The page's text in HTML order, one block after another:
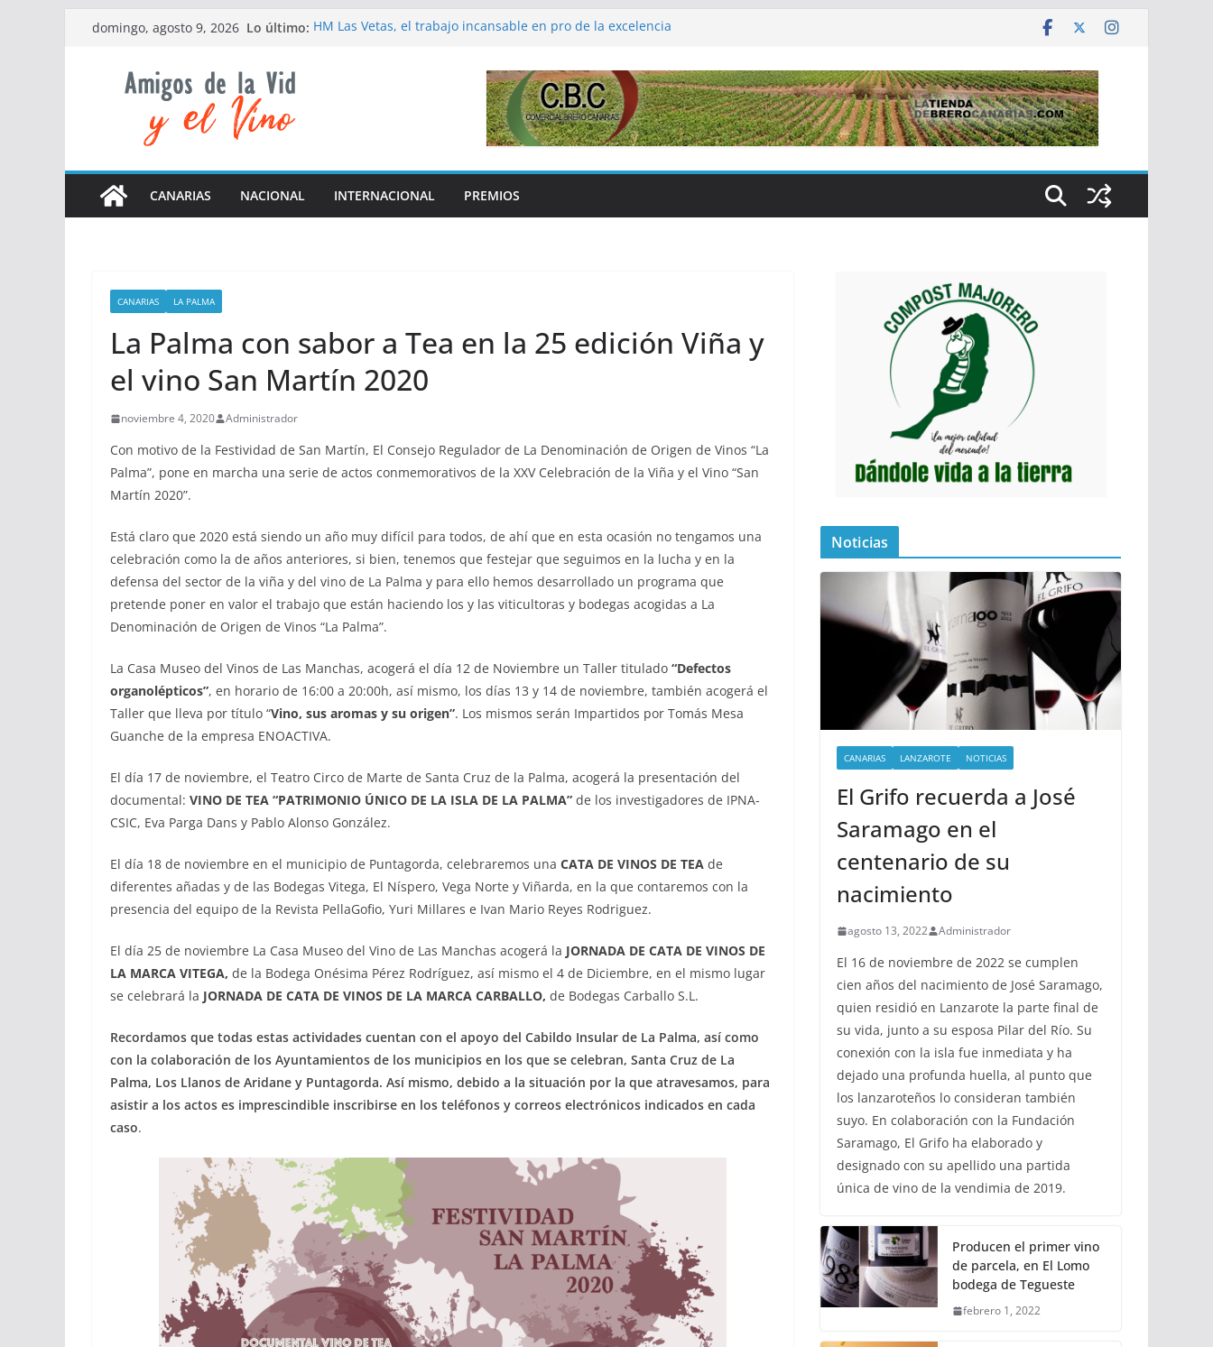
Saltar
contenido
domingo, agosto 9, 2026 Lo último: HM Las Vetas, el trabajo incansable en pro de la excelencia
El Grifo recuerda a José Saramago en el centenario de su
Da inicio la 5ª edición del Campus del Vino de Canarias
La D.O Cava organiza la Cava Academy, un curso de alto
CANARIAS NACIONAL INTERNACIONAL PREMIOS
CANARIAS LA PALMA
La Palma con sabor a Tea en la 25 edición Viña y
el vino San Martín 2020
noviembre 4, 2020 Administrador
Con motivo de la Festividad de San Martín, El Consejo Regulador de La Denominación de Origen de Vinos “La
Palma”, pone en marcha una serie de actos conmemorativos de la XXV Celebración de la Viña y el Vino “San
Martín 2020”.
Está claro que 2020 está siendo un año muy difícil para todos, de ahí que en esta ocasión no tengamos una
celebración como la de años anteriores, si bien, tenemos que festejar que seguimos en la lucha y en la
defensa del sector de la viña y del vino de La Palma y para ello hemos desarrollado un programa que
pretende poner en valor el trabajo que están haciendo los y las viticultoras y bodegas acogidas a La
Denominación de Origen de Vinos “La Palma”.
La Casa Museo del Vinos de Las Manchas, acogerá el día 12 de Noviembre un Taller titulado “Defectos
organolépticos”, en horario de 16:00 a 20:00h, así mismo, los días 13 y 14 de noviembre, también acogerá el
Taller que lleva por título “Vino, sus aromas y su origen”. Los mismos serán Impartidos por Tomás Mesa
Guanche de la empresa ENOACTIVA.
El día 17 de noviembre, el Teatro Circo de Marte de Santa Cruz de la Palma, acogerá la presentación del
documental: VINO DE TEA “PATRIMONIO ÚNICO DE LA ISLA DE LA PALMA” de los investigadores de IPNA-
CSIC, Eva Parga Dans y Pablo Alonso González.
El día 18 de noviembre en el municipio de Puntagorda, celebraremos una CATA DE VINOS DE TEA de
diferentes añadas y de las Bodegas Vitega, El Níspero, Vega Norte y Viñarda, en la que contaremos con la
presencia del equipo de la Revista PellaGofio, Yuri Millares e Ivan Mario Reyes Rodriguez.
El día 25 de noviembre La Casa Museo del Vino de Las Manchas acogerá la JORNADA DE CATA DE VINOS DE
LA MARCA VITEGA, de la Bodega Onésima Pérez Rodríguez, así mismo el 4 de Diciembre, en el mismo lugar
se celebrará la JORNADA DE CATA DE VINOS DE LA MARCA CARBALLO, de Bodegas Carballo S.L.
Recordamos que todas estas actividades cuentan con el apoyo del Cabildo Insular de La Palma, así como
con la colaboración de los Ayuntamientos de los municipios en los que se celebran, Santa Cruz de La
Palma, Los Llanos de Aridane y Puntagorda. Así mismo, debido a la situación por la que atravesamos, para
asistir a los actos es imprescindible inscribirse en los teléfonos y correos electrónicos indicados en cada
caso.
Noticias
CANARIAS LANZAROTE NOTICIAS
El Grifo recuerda a José
Saramago en el
centenario de su
nacimiento
agosto 13, 2022 Administrador
El 16 de noviembre de 2022 se cumplen
cien años del nacimiento de José Saramago,
quien residió en Lanzarote la parte final de
su vida, junto a su esposa Pilar del Río. Su
conexión con la isla fue inmediata y ha
dejado una profunda huella, al punto que
los lanzaroteños lo consideran también
suyo. En colaboración con la Fundación
Saramago, El Grifo ha elaborado y
designado con su apellido una partida
única de vino de la vendimia de 2019.
Producen el primer vino
de parcela, en El Lomo
bodega de Tegueste
febrero 1, 2022